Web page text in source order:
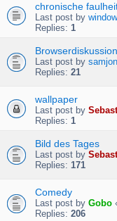
chronische
Last post by
Replies: 1
Browserdiskussion
Last post by
Replies: 21
wallpaper
Last post by
Replies: 1
Bild des Tages
Last post by
Replies: 171
Comedy
Last post by Gobo
Replies: 206